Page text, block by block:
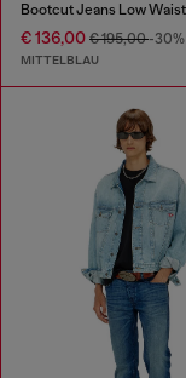
€ 136,00 € 195,00-30%
MITTELBLAU